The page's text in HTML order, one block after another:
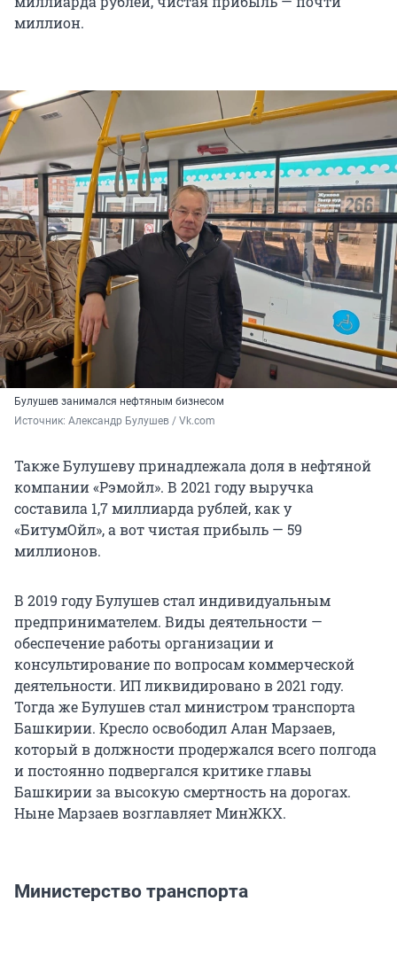
миллион.
Булушев занимался нефтяным бизнесом
Источник: Александр Булушев / Vk.com
Также Булушеву принадлежала доля в нефтяной
компании «Рэмойл». В 2021 году выручка
составила 1,7 миллиарда рублей, как у
«БитумОйл», а вот чистая прибыль — 59
миллионов.
В 2019 году Булушев стал индивидуальным
предпринимателем. Виды деятельности —
обеспечение работы организации и
консультирование по вопросам коммерческой
деятельности. ИП ликвидировано в 2021 году.
Тогда же Булушев стал министром транспорта
Башкирии. Кресло освободил Алан Марзаев,
который в должности продержался всего полгода
и постоянно подвергался критике главы
Башкирии за высокую смертность на дорогах.
Ныне Марзаев возглавляет МинЖКХ.
Министерство транспорта